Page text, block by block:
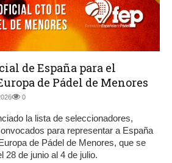
de España para el
de Pádel de Menores
0
la lista de seleccionadores,
para representar a España
de Pádel de Menores, que se
28 de junio al 4 de julio.